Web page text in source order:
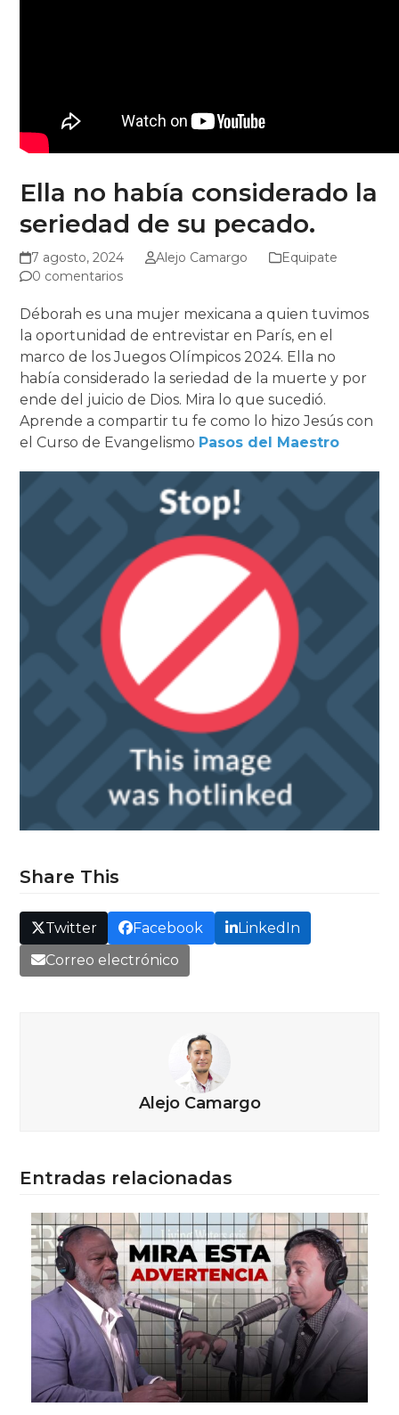
Ella no había considerado la
seriedad de su pecado.
7 agosto, 2024 Alejo Camargo
Equipate
0 comentarios
Déborah es una mujer mexicana a quien tuvimos
la oportunidad de entrevistar en París, en el
marco de los Juegos Olímpicos 2024. Ella no
había considerado la seriedad de la muerte y por
ende del juicio de Dios. Mira lo que sucedió.
Aprende a compartir tu fe como lo hizo Jesús con
el Curso de Evangelismo Pasos del Maestro
Share This
Twitter Facebook
LinkedIn
Correo electrónico
Alejo Camargo
Entradas relacionadas